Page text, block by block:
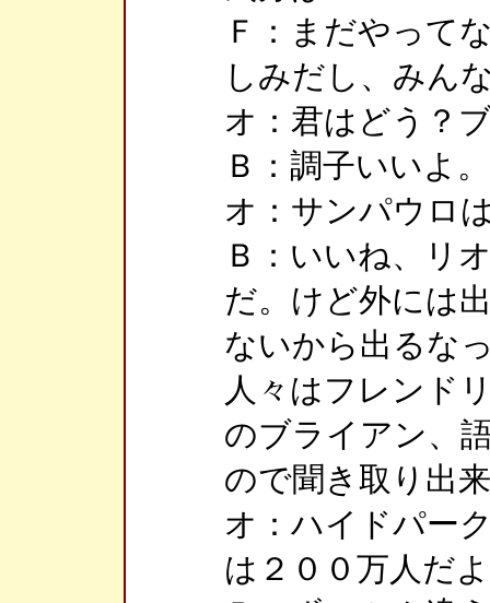
Ｆ：まだやって
しみだし、みん
オ：君はどう？
Ｂ：調子いいよ。
オ：サンパウロ
Ｂ：いいね、リ
だ。けど外には
ないから出るな
人々はフレンド
のブライアン、
ので聞き取り出
オ：ハイドパー
は２００万人だ